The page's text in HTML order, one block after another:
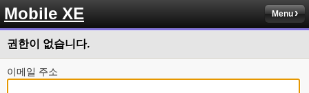
Mobile XE Menu
권한이 없습니다.
이메일 주소